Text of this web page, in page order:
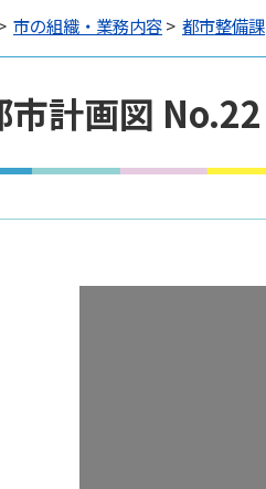
市の組織・業務内容> 都市整備課
市計画図 No.22